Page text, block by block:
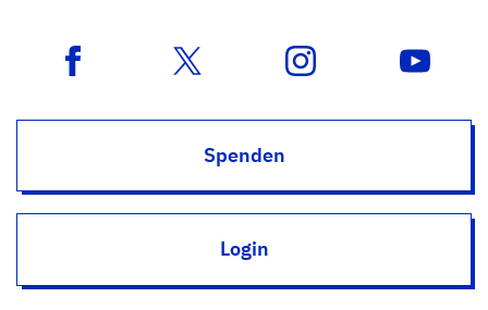
Spenden
Login